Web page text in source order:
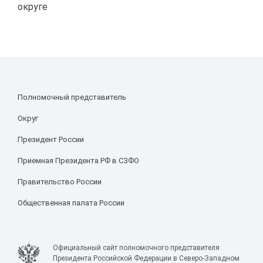
округе
Полномочный представитель
Округ
Президент России
Приемная Президента РФ в СЗФО
Правительство России
Общественная палата России
Официальный сайт полномочного представителя
Президента Российской Федерации в Северо-Западном